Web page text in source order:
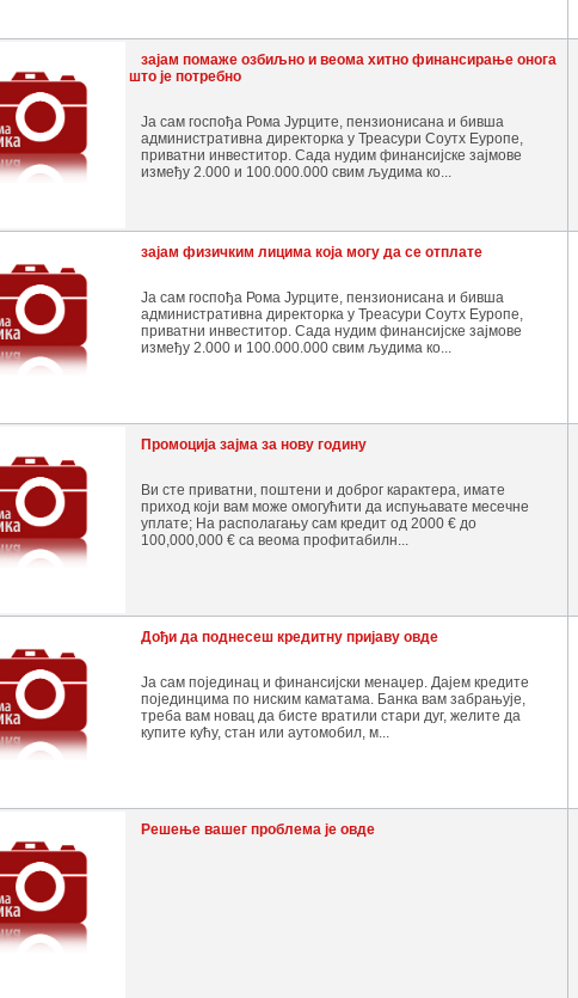
зајам помаже озбиљно и веома хитно финансирање онога
што је потребно
Ја сам госпођа Рома Јурците, пензионисана и бивша
административна директорка у Треасури Соутх Еуропе,
приватни инвеститор. Сада нудим финансијске зајмове
између 2.000 и 100.000.000 свим људима ко...
зајам физичким лицима која могу да се отплате
Ја сам госпођа Рома Јурците, пензионисана и бивша
административна директорка у Треасури Соутх Еуропе,
приватни инвеститор. Сада нудим финансијске зајмове
између 2.000 и 100.000.000 свим људима ко...
Промоција зајма за нову годину
Ви сте приватни, поштени и доброг карактера, имате
приход који вам може омогућити да испуњавате месечне
уплате; На располагању сам кредит од 2000 € до
100,000,000 € са веома профитабилн...
Дођи да поднесеш кредитну пријаву овде
Ја сам појединац и финансијски менаџер. Дајем кредите
појединцима по ниским каматама. Банка вам забрањује,
треба вам новац да бисте вратили стари дуг, желите да
купите кућу, стан или аутомобил, м...
Решење вашег проблема је овде